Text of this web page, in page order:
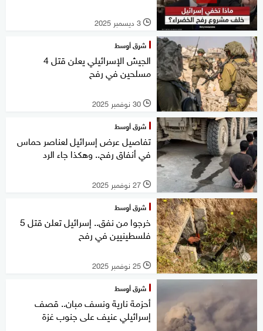
l 3 ديسمبر 2025
شرق أوسط
الجيش الإسرائيلي يعلن قتل 4
مسلحين في رفح
l 30 نوفمبر 2025
شرق أوسط
تفاصيل عرض إسرائيل لعناصر حماس
في أنفاق رفح.. وهكذا جاء الرد
l 27 نوفمبر 2025
شرق أوسط
خرجوا من نفق.. إسرائيل تعلن قتل 5
فلسطينيين في رفح
l 25 نوفمبر 2025
شرق أوسط
أحزمة نارية ونسف مبان.. قصف
إسرائيلي عنيف على جنوب غزة